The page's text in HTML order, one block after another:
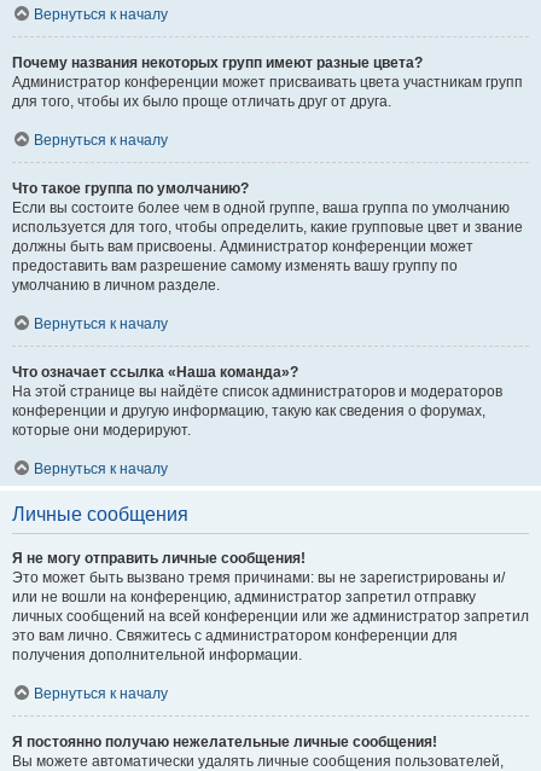
Вернуться к началу
Почему названия некоторых групп имеют разные цвета?
Администратор конференции может присваивать цвета участникам групп
для того, чтобы их было проще отличать друг от друга.
Вернуться к началу
Что такое группа по умолчанию?
Если вы состоите более чем в одной группе, ваша группа по умолчанию
используется для того, чтобы определить, какие групповые цвет и звание
должны быть вам присвоены. Администратор конференции может
предоставить вам разрешение самому изменять вашу группу по
умолчанию в личном разделе.
Вернуться к началу
Что означает ссылка «Наша команда»?
На этой странице вы найдёте список администраторов и модераторов
конференции и другую информацию, такую как сведения о форумах,
которые они модерируют.
Вернуться к началу
Личные сообщения
Я не могу отправить личные сообщения!
Это может быть вызвано тремя причинами: вы не зарегистрированы и/
или не вошли на конференцию, администратор запретил отправку
личных сообщений на всей конференции или же администратор запретил
это вам лично. Свяжитесь с администратором конференции для
получения дополнительной информации.
Вернуться к началу
Я постоянно получаю нежелательные личные сообщения!
Вы можете автоматически удалять личные сообщения пользователей,